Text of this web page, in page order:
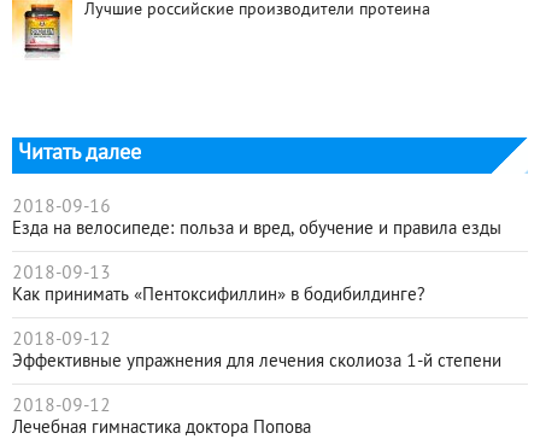
Лучшие российские производители протеина
Читать далее
2018-09-16
Езда на велосипеде: польза и вред, обучение и правила езды
2018-09-13
Как принимать «Пентоксифиллин» в бодибилдинге?
2018-09-12
Эффективные упражнения для лечения сколиоза 1-й степени
2018-09-12
Лечебная гимнастика доктора Попова